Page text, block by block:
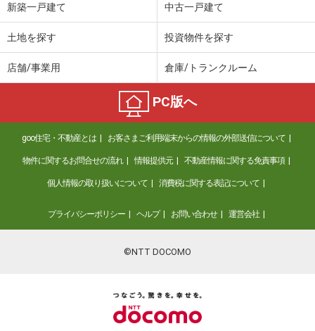
新築一戸建て 中古一戸建て
土地を探す 投資物件を探す
店舗/事業用 倉庫/トランクルーム
PC版へ
goo住宅・不動産とは お客さまご利用端末からの情報の外部送信について
物件に関するお問合せの流れ 情報提供元 不動産情報に関する免責事項
個人情報の取り扱いについて 消費税に関する表記について
プライバシーポリシー ヘルプ お問い合わせ 運営会社
©NTT DOCOMO